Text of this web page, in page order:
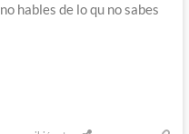
hables de lo qu no sabes